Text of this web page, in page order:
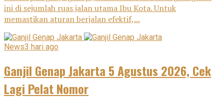
ini di sejumlah ruas jalan utama Ibu Kota. Untuk
memastikan aturan berjalan efektif,...
News3 hari ago
Ganjil Genap Jakarta 5 Agustus 2026, Cek
Lagi Pelat Nomor